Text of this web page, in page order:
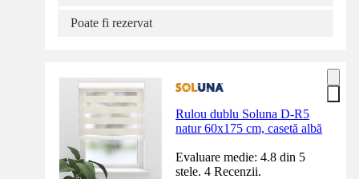
Poate fi rezervat
Rulou dublu Soluna D-R5
natur 60x175 cm, casetă albă
Evaluare medie: 4.8 din 5
stele. 4 Recenzii.